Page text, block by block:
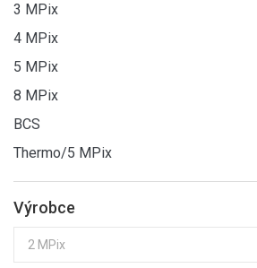
3 MPix
4 MPix
5 MPix
8 MPix
BCS
Thermo/5 MPix
Výrobce